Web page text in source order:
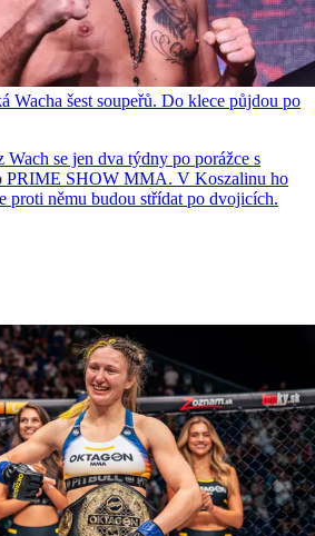
Wacha šest soupeřů. Do klece půjdou po
Wach se jen dva týdny po porážce s
PRIME SHOW MMA. V Koszalinu ho
proti němu budou střídat po dvojicích.